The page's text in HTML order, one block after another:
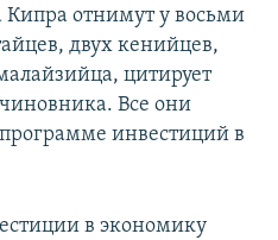
Кипра отнимут у восьми
двух кенийцев,
цитирует
Все они
инвестиций в
в экономику